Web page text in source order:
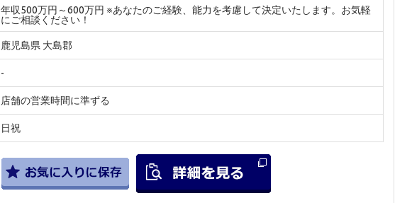
年収500万円～600万円 ※あなたのご経験、能力を考慮して決定いたします。お気軽
にご相談ください！
鹿児島県 大島郡
-
店舗の営業時間に準ずる
日祝